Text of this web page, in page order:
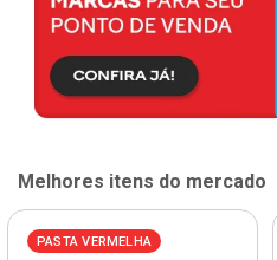
Melhores itens do mercado
PASTA VERMELHA